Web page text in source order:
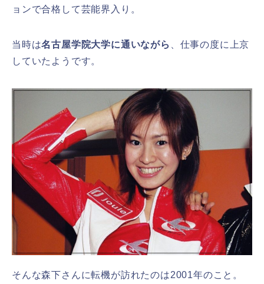
ョンで合格して芸能界入り。
当時は名古屋学院大学に通いながら
、仕事の度に上京
していたようです。
そんな森下さんに転機が訪れたのは2001年のこと。